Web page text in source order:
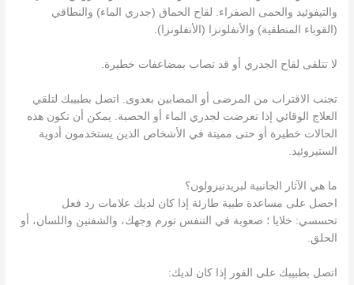
والتيفوئيد والحمى الصفراء. لقاح الحماق (جدري الماء) والنطاقي
(القوباء المنطقية) والأنفلونزا (الأنفلونزا).
لا تتلقى لقاح الجدري أو قد تصاب بمضاعفات خطيرة.
تجنب الاقتراب من المرضى أو المصابين بعدوى. اتصل بطبيبك لتلقي
العلاج الوقائي إذا تعرضت لجدري الماء أو الحصبة. يمكن أن تكون هذه
الحالات خطيرة أو حتى مميتة في الأشخاص الذين يستخدمون أدوية
الستيروئيد.
ما هي الآثار الجانبية لبريدنيزولون؟
احصل على مساعدة طبية طارئة إذا كان لديك علامات رد فعل
تحسسي: خلايا ؛ صعوبة في التنفس تورم وجهك، والشفتين واللسان، أو
الحلق.
اتصل بطبيبك على الفور إذا كان لديك: